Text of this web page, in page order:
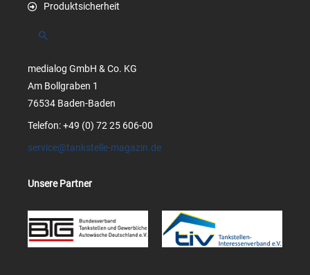
Produktsicherheit
Suchen
medialog GmbH & Co. KG
Am Bollgraben 1
76534 Baden-Baden
Telefon: +49 (0) 72 25 606-00
service@tankstelle-magazin.de
Unsere Partner